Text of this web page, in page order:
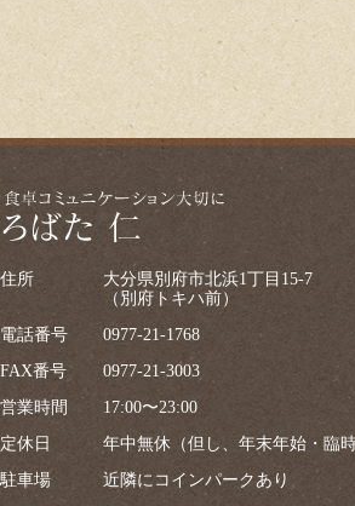
住所
大分県別府市北浜1丁目15-7
（別府トキハ前）
電話番号
0977-21-1768
FAX番号
0977-21-3003
営業時間
17:00〜23:00
定休日
年中無休（但し、年末年始・臨
駐車場
近隣にコインパークあり